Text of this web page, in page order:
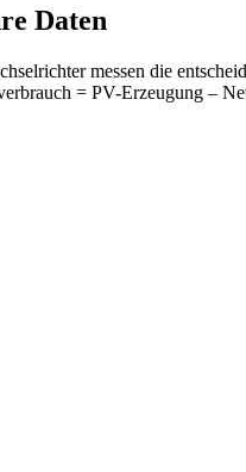
Daten
messen die
= PV-Erzeugung –